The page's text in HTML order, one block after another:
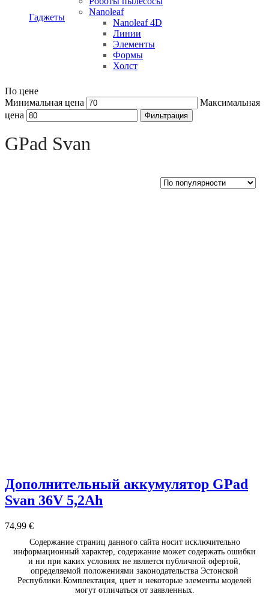
Гаджеты
Nanoleaf
Nanoleaf 4D
Линии
Элементы
Формы
Холст
По цене
Минимальная цена
Максимальная
цена
Фильтрация
GPad Svan
Дополнительный аккумулятор GPad
Svan 36V 5,2Ah
74,99 €
Содержание страниц данного сайта носит исключительно
информационный характер, содержание может содержать ошибки
и ни при каких условиях не является публичной офертой,
определяемой положениями законодательства Эстонской
Республики.Комплектация, цвет и некоторые элементы моделей
могут отличаться от заявленных.